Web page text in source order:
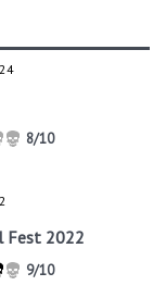
8/10
Fest 2022
9/10